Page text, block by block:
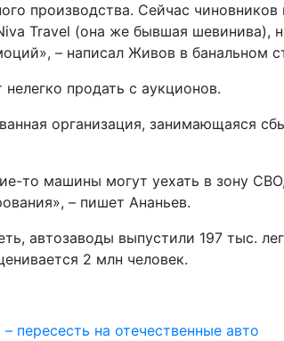
производства. Сейчас
Travel (она же бывшая шевинива),
– написал Живов в банальном
продать с аукционов.
организация, занимающаяся
то машины могут уехать в зону
– пишет Ананьев.
автозаводы выпустили 197 тыс.
2 млн человек.
пересесть на отечественные авто